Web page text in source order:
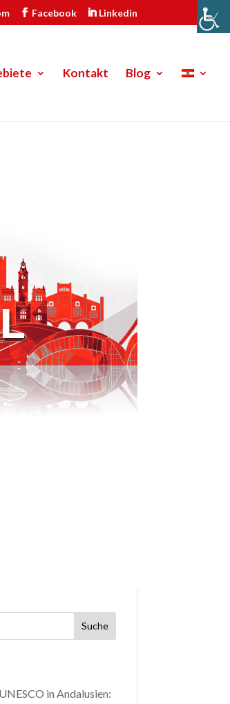
Facebook Linkedin
Kontakt Blog
in Andalusien: